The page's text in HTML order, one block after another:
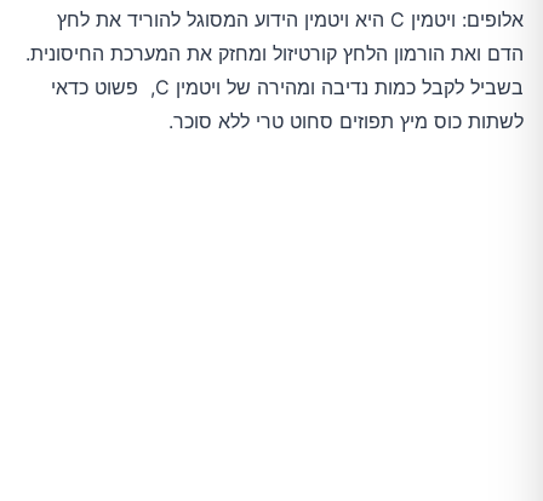
אלופים: ויטמין C היא ויטמין הידוע המסוגל להוריד את לחץ
הדם ואת הורמון הלחץ קורטיזול ומחזק את המערכת החיסונית.
בשביל לקבל כמות נדיבה ומהירה של ויטמין C, פשוט כדאי
לשתות כוס מיץ תפוזים סחוט טרי ללא סוכר.